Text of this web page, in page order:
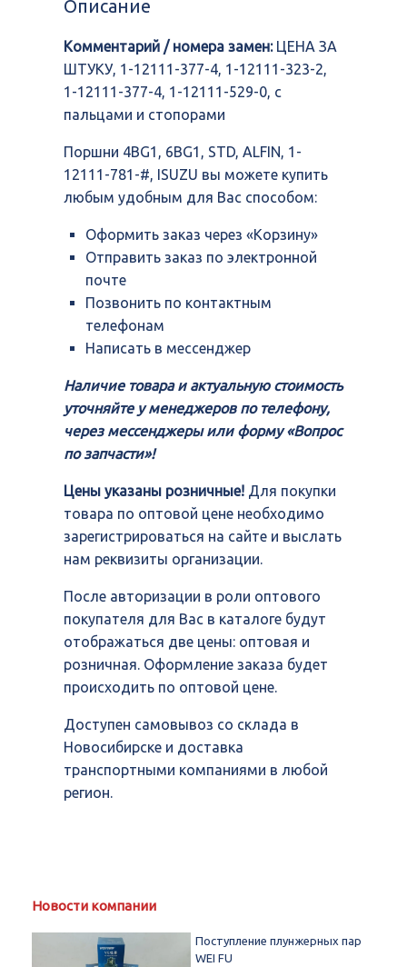
STD,
1-
12111-
#,
ISUZU
Описание
Комментарий / номера замен:ЦЕНА ЗА
ШТУКУ, 1-12111-377-4, 1-12111-323-2,
1-12111-377-4, 1-12111-529-0, с
пальцами и стопорами
Поршни 4BG1, 6BG1, STD, ALFIN, 1-
12111-781-#, ISUZU вы можете купить
любым удобным для Вас способом:
Оформить заказ через «Корзину»
Отправить заказ по электронной
почте
Позвонить по контактным
телефонам
Написать в мессенджер
Наличие товара и актуальную стоимость
уточняйте у менеджеров по телефону,
через мессенджеры или форму «Вопрос
по запчасти»!
Цены указаны розничные! Для покупки
товара по оптовой цене необходимо
зарегистрироваться на сайте и выслать
нам реквизиты организации.
После авторизации в роли оптового
покупателя для Вас в каталоге будут
отображаться две цены: оптовая и
розничная. Оформление заказа будет
происходить по оптовой цене.
Доступен самовывоз со склада в
Новосибирске и доставка
транспортными компаниями в любой
регион.
Новости компании
Поступление плунжерных пар
WEI FU